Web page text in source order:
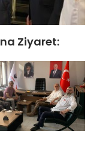
Ziyaret: